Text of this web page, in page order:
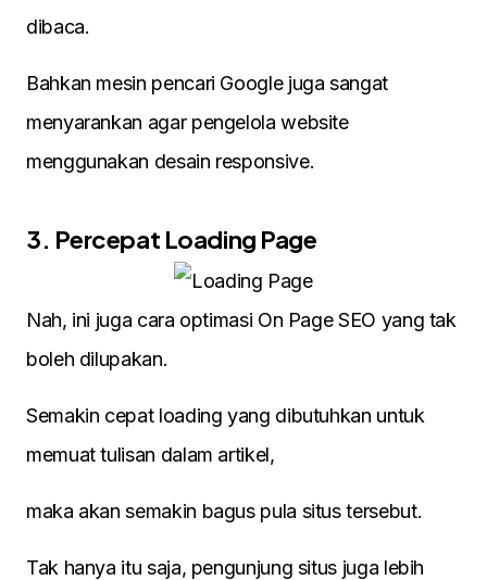
dibaca.
Bahkan mesin pencari Google juga sangat
menyarankan agar pengelola website
menggunakan desain responsive.
3. Percepat Loading Page
Nah, ini juga cara optimasi On Page SEO yang tak
boleh dilupakan.
Semakin cepat loading yang dibutuhkan untuk
memuat tulisan dalam artikel,
maka akan semakin bagus pula situs tersebut.
Tak hanya itu saja, pengunjung situs juga lebih